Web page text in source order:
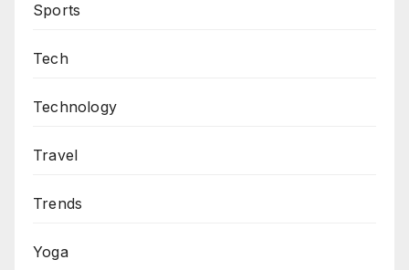
Sports
Tech
Technology
Travel
Trends
Yoga